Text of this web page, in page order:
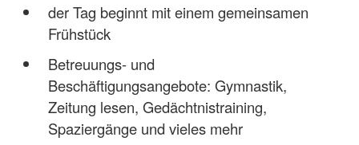
der Tag beginnt mit einem gemeinsamen
Frühstück
Betreuungs- und
Beschäftigungsangebote: Gymnastik,
Zeitung lesen, Gedächtnistraining,
Spaziergänge und vieles mehr